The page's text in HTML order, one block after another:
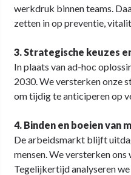
werkdruk binnen teams.
zetten in op preventie,
3. Strategische keuzes
In plaats van ad-hoc
2030. We versterken onze
om tijdig te anticiperen op
4. Binden en boeien van
De arbeidsmarkt blijft
mensen. We versterken
Tegelijkertijd analyseren